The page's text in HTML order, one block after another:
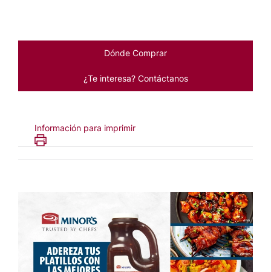
Dónde Comprar
¿Te interesa? Contáctanos
Información para imprimir